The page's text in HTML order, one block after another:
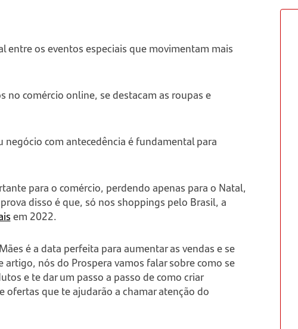
entre os eventos especiais que movimentam mais
no comércio online, se destacam as roupas e
negócio com antecedência é fundamental para
para o comércio, perdendo apenas para o Natal,
disso é que, só nos shoppings pelo Brasil, a
em 2022.
é a data perfeita para aumentar as vendas e se
nós do Prospera vamos falar sobre como se
e te dar um passo a passo de como criar
ofertas que te ajudarão a chamar atenção do